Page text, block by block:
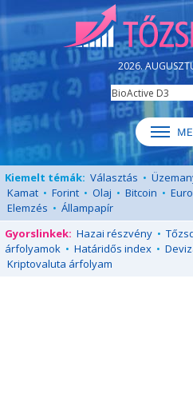
2026.
Kiemelt témák: Választás •
Kamat • Forint • Olaj • Bitcoin • Euro
Elemzés • Állampapír
Gyorslinkek: Hazai részvény •
árfolyamok • Határidős index •
Kriptovaluta árfolyam